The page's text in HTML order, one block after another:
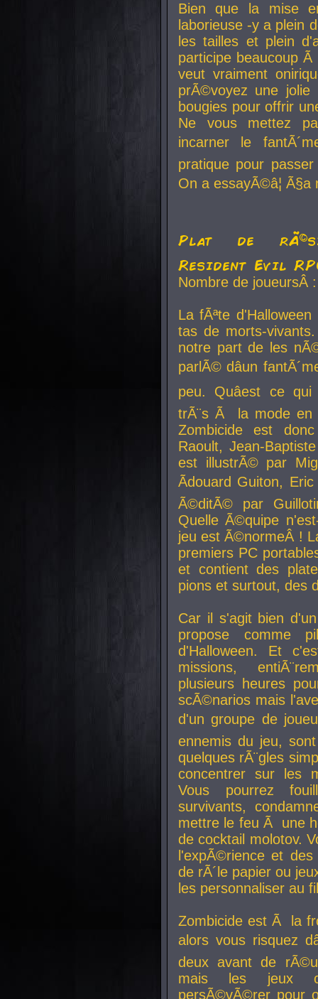
Bien que la mise
laborieuse -y a plein
les tailles et plein
participe beaucoup
veut vraiment
prÃ©voyez une
bougies pour offrir
Ne vous mettez
incarner le
pratique pour
On a essayÃ©â¦
Plat de
Resident Evil
Nombre de
La fÃªte
tas de morts-
notre part de les
parlÃ© dâun
peu. Quâest ce
trÃ¨s Ã la mode en
Zombicide est
Raoult, Jean-
est illustrÃ© par
Ãdouard Guiton,
Ã©ditÃ© par
Quelle Ã©quipe
jeu est Ã©normeÂ !
premiers PC
et contient des
pions et surtout, des
Car il s'agit bien
propose comme
d'Halloween. Et
missions,
plusieurs heures
scÃ©narios mais
d'un groupe de
ennemis du jeu,
quelques rÃ¨gles
concentrer sur les
Vous pourrez
survivants,
mettre le feu Ã une
de cocktail molotov.
l'expÃ©rience et
de rÃ´le papier ou
les personnaliser au
Zombicide est Ã la
alors vous risquez
deux avant de
mais les jeux
persÃ©vÃ©rer pour